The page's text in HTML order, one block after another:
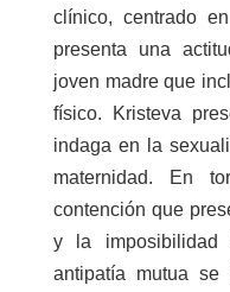
clínico, centrado
presenta una
joven madre que
físico. Kristeva
indaga en la
maternidad. En
contención que
y la imposibilidad
antipatía mutua